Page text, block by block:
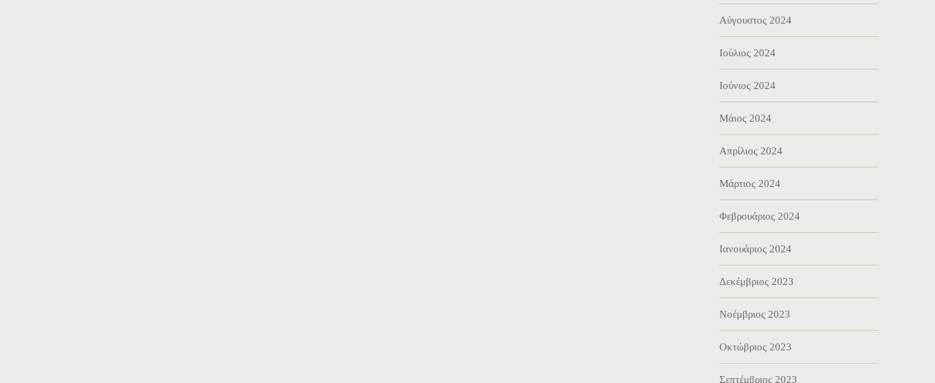
Αύγουστος 2024
Ιούλιος 2024
Ιούνιος 2024
Μάιος 2024
Απρίλιος 2024
Μάρτιος 2024
Φεβρουάριος 2024
Ιανουάριος 2024
Δεκέμβριος 2023
Νοέμβριος 2023
Οκτώβριος 2023
Σεπτέμβριος 2023